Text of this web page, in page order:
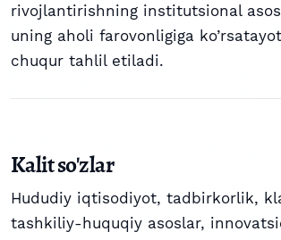
rivojlantirishning institutsional
uning aholi farovonligiga
chuqur tahlil etiladi.
Kalit so'zlar
Hududiy iqtisodiyot, tadbirkorlik,
tashkiliy-huquqiy asoslar,